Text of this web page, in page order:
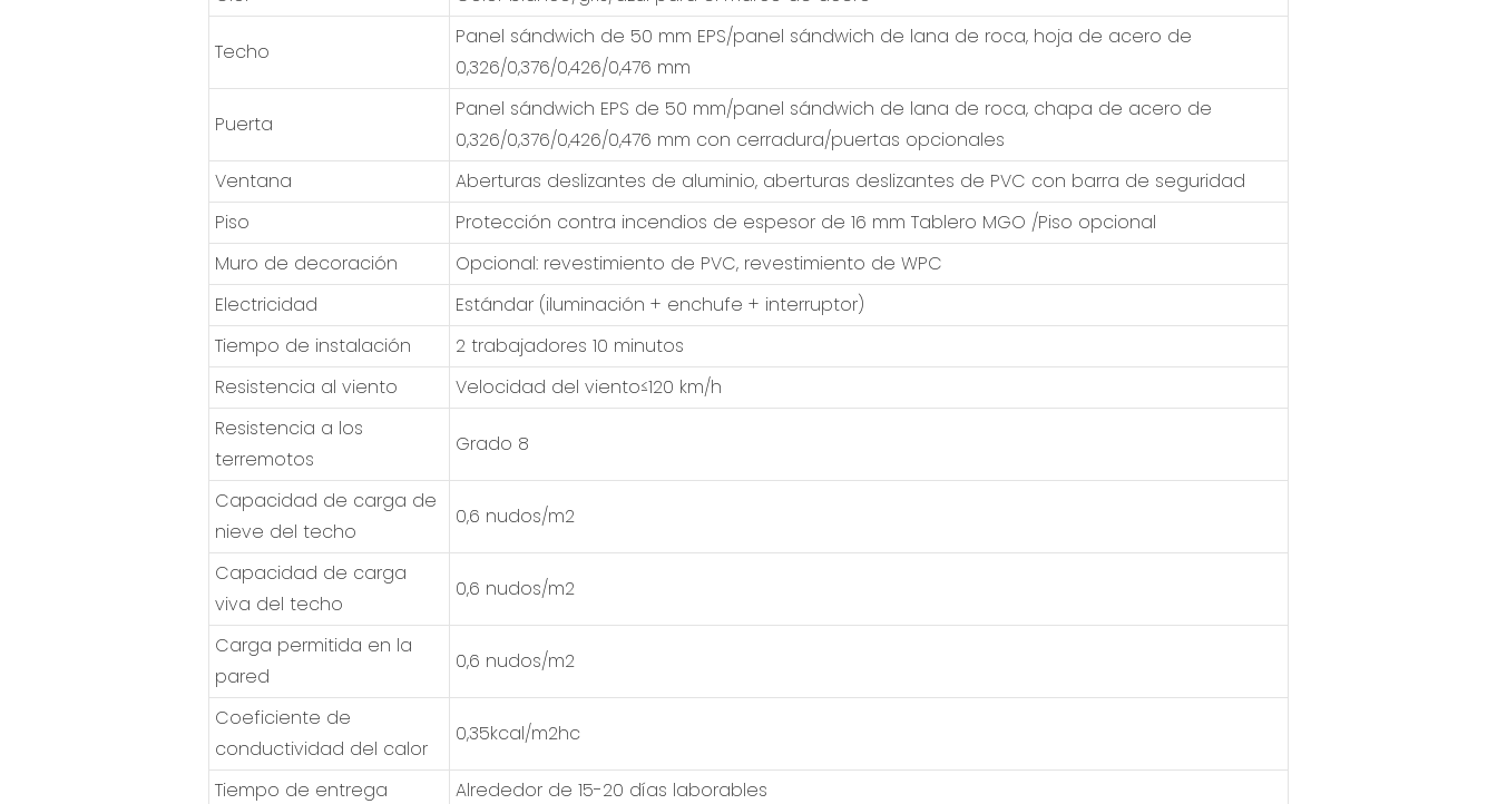
Techo
Panel sándwich de 50 mm EPS/panel sándwich de lana de roca, hoja de acero de
0,326/0,376/0,426/0,476 mm
Puerta
Panel sándwich EPS de 50 mm/panel sándwich de lana de roca, chapa de acero de
0,326/0,376/0,426/0,476 mm con cerradura/puertas opcionales
Ventana
Aberturas deslizantes de aluminio, aberturas deslizantes de PVC con barra de seguridad
Piso
Protección contra incendios de espesor de 16 mm Tablero MGO /Piso opcional
Muro de decoración
Opcional: revestimiento de PVC, revestimiento de WPC
Electricidad
Estándar (iluminación + enchufe + interruptor)
Tiempo de instalación
2 trabajadores 10 minutos
Resistencia al viento
Velocidad del viento≤120 km/h
Resistencia a los
terremotos
Grado 8
Capacidad de carga de
nieve del techo
0,6 nudos/m2
Capacidad de carga
viva del techo
0,6 nudos/m2
Carga permitida en la
pared
0,6 nudos/m2
Coeficiente de
conductividad del calor
0,35kcal/m2hc
Tiempo de entrega Alrededor de 15-20 días laborables